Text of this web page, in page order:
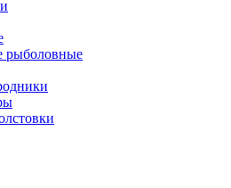
рыболовные